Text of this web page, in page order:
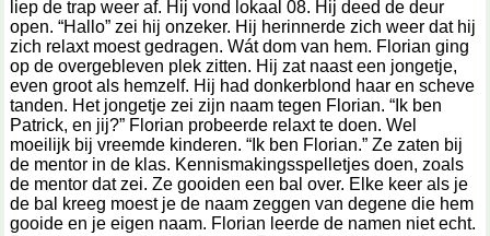
liep de trap weer af. Hij vond lokaal 08. Hij deed de deur
open. “Hallo” zei hij onzeker. Hij herinnerde zich weer dat hij
zich relaxt moest gedragen. Wát dom van hem. Florian ging
op de overgebleven plek zitten. Hij zat naast een jongetje,
even groot als hemzelf. Hij had donkerblond haar en scheve
tanden. Het jongetje zei zijn naam tegen Florian. “Ik ben
Patrick, en jij?” Florian probeerde relaxt te doen. Wel
moeilijk bij vreemde kinderen. “Ik ben Florian.” Ze zaten bij
de mentor in de klas. Kennismakingsspelletjes doen, zoals
de mentor dat zei. Ze gooiden een bal over. Elke keer als je
de bal kreeg moest je de naam zeggen van degene die hem
gooide en je eigen naam. Florian leerde de namen niet echt.